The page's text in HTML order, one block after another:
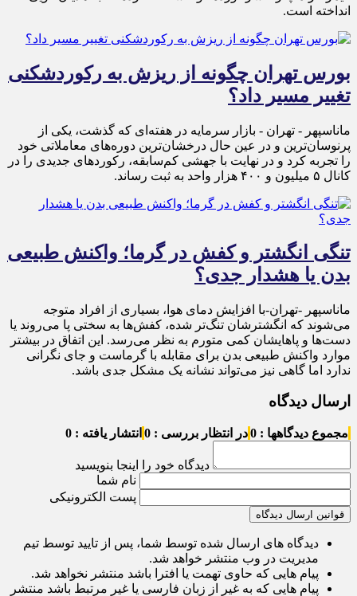
انداخته است.
بورس تهران چگونه از ریزش به رکوردشکنی
تغییر مسیر داد؟
ماناسپهر - تهران - بازار سرمایه در هفته‌ای که گذشت، یکی از
پرنوسان‌ترین و در عین حال درخشان‌ترین دوره‌های معاملاتی خود
را تجربه کرد و در نهایت با جهشی کم‌سابقه، رکوردهای جدیدی را در
کانال ۵ میلیون و ۴۰۰ هزار واحد به ثبت رساند.
تنگی انگشتر و کفش در گرما؛ واکنش طبیعی
بدن یا هشدار جدی؟
ماناسپهر -تهران-با افزایش دمای هوا، بسیاری از افراد متوجه
می‌شوند که انگشترشان تنگ‌تر شده، کفش‌ها به سختی پا می‌روند یا
دست‌ها و پاهایشان کمی متورم به نظر می‌رسد. این اتفاق در بیشتر
موارد واکنش طبیعی بدن برای مقابله با گرماست و جای نگرانی
ندارد اما گاهی نیز می‌تواند نشانه یک مشکل جدی باشد.
ارسال دیدگاه
مجموع دیدگاهها : 0 در انتظار بررسی : 0 انتشار یافته : 0
دیدگاه خود را اینجا بنویسید
نام شما
پست الکترونیکی
قوانین ارسال دیدگاه
دیدگاه های ارسال شده توسط شما، پس از تایید توسط تیم
مدیریت در وب منتشر خواهد شد.
پیام هایی که حاوی تهمت یا افترا باشد منتشر نخواهد شد.
پیام هایی که به غیر از زبان فارسی یا غیر مرتبط باشد منتشر